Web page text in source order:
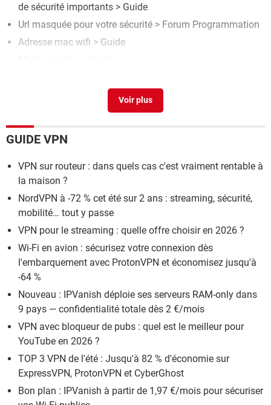
de sécurité importants > Guide
Url masquée pour votre sécurité > Forum Programmation
Adresse mac wifi > Guide
GUIDE VPN
VPN sur routeur : dans quels cas c'est vraiment rentable à
la maison ?
NordVPN à -72 % cet été sur 2 ans : streaming, sécurité,
mobilité… tout y passe
VPN pour le streaming : quelle offre choisir en 2026 ?
Wi-Fi en avion : sécurisez votre connexion dès
l'embarquement avec ProtonVPN et économisez jusqu'à
-64 %
Nouveau : IPVanish déploie ses serveurs RAM-only dans
9 pays — confidentialité totale dès 2 €/mois
VPN avec bloqueur de pubs : quel est le meilleur pour
YouTube en 2026 ?
TOP 3 VPN de l'été : Jusqu'à 82 % d'économie sur
ExpressVPN, ProtonVPN et CyberGhost
Bon plan : IPVanish à partir de 1,97 €/mois pour sécuriser